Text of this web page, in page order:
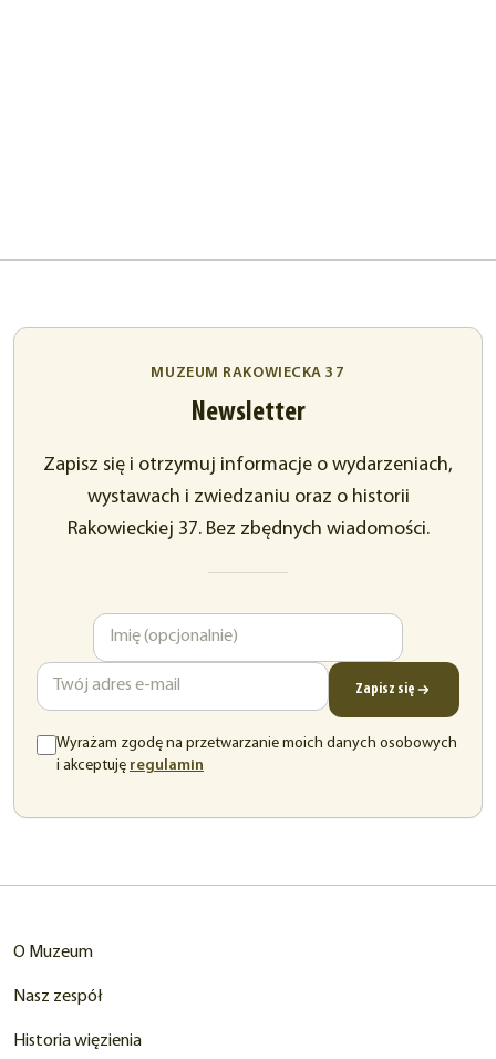
MUZEUM RAKOWIECKA 37
Newsletter
Zapisz się i otrzymuj informacje o wydarzeniach,
wystawach i zwiedzaniu oraz o historii
Rakowieckiej 37. Bez zbędnych wiadomości.
Zapisz się
Wyrażam zgodę na przetwarzanie moich danych osobowych
i akceptuję regulamin
O Muzeum
Nasz zespół
Historia więzienia